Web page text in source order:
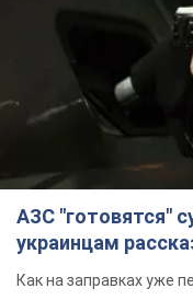
АЗС "готовятся"
украинцам
Как на заправках уже